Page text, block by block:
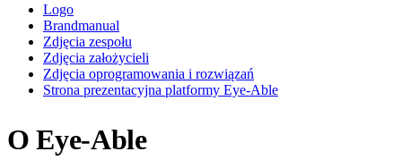
Logo
Brandmanual
Zdjęcia zespołu
Zdjęcia założycieli
Zdjęcia oprogramowania i rozwiązań
Strona prezentacyjna platformy Eye-Able
O Eye-Able